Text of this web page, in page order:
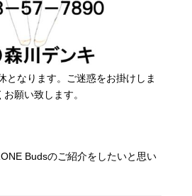
となります。ご迷惑をお掛けしま
願い致します。
Budsのご紹介をしたいと思い